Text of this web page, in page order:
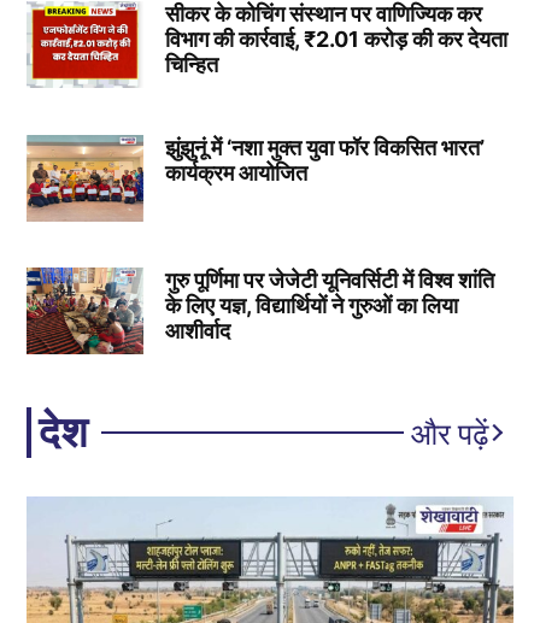
सीकर के कोचिंग संस्थान पर वाणिज्यिक कर
विभाग की कार्रवाई, ₹2.01 करोड़ की कर देयता
चिन्हित
झुंझुनूं में ‘नशा मुक्त युवा फॉर विकसित भारत’
कार्यक्रम आयोजित
गुरु पूर्णिमा पर जेजेटी यूनिवर्सिटी में विश्व शांति
के लिए यज्ञ, विद्यार्थियों ने गुरुओं का लिया
आशीर्वाद
देश और पढ़ें